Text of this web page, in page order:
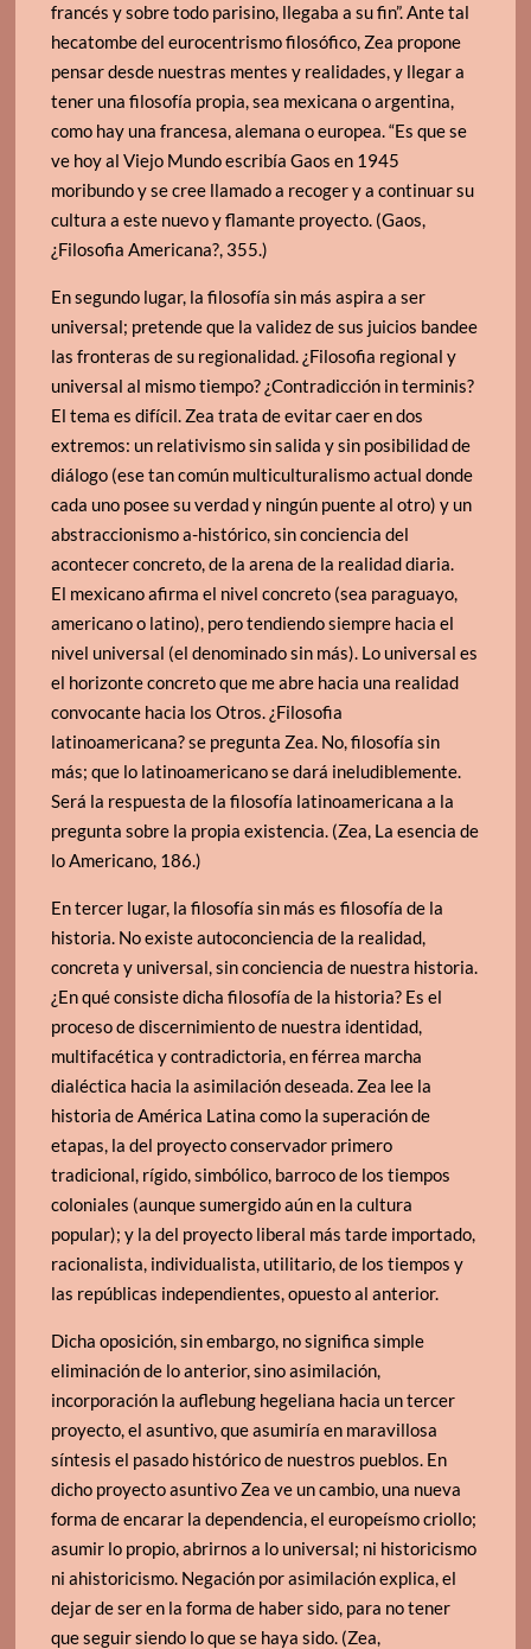
francés y sobre todo parisino, llegaba a su fin”. Ante tal
hecatombe del eurocentrismo filosófico, Zea propone
pensar desde nuestras mentes y realidades, y llegar a
tener una filosofía propia, sea mexicana o argentina,
como hay una francesa, alemana o europea. “Es que se
ve hoy al Viejo Mundo escribía Gaos en 1945
moribundo y se cree llamado a recoger y a continuar su
cultura a este nuevo y flamante proyecto. (Gaos,
¿Filosofia Americana?, 355.)
En segundo lugar, la filosofía sin más aspira a ser
universal; pretende que la validez de sus juicios bandee
las fronteras de su regionalidad. ¿Filosofia regional y
universal al mismo tiempo? ¿Contradicción in terminis?
El tema es difícil. Zea trata de evitar caer en dos
extremos: un relativismo sin salida y sin posibilidad de
diálogo (ese tan común multiculturalismo actual donde
cada uno posee su verdad y ningún puente al otro) y un
abstraccionismo a-histórico, sin conciencia del
acontecer concreto, de la arena de la realidad diaria.
El mexicano afirma el nivel concreto (sea paraguayo,
americano o latino), pero tendiendo siempre hacia el
nivel universal (el denominado sin más). Lo universal es
el horizonte concreto que me abre hacia una realidad
convocante hacia los Otros. ¿Filosofia
latinoamericana? se pregunta Zea. No, filosofía sin
más; que lo latinoamericano se dará ineludiblemente.
Será la respuesta de la filosofía latinoamericana a la
pregunta sobre la propia existencia. (Zea, La esencia de
lo Americano, 186.)
En tercer lugar, la filosofía sin más es filosofía de la
historia. No existe autoconciencia de la realidad,
concreta y universal, sin conciencia de nuestra historia.
¿En qué consiste dicha filosofía de la historia? Es el
proceso de discernimiento de nuestra identidad,
multifacética y contradictoria, en férrea marcha
dialéctica hacia la asimilación deseada. Zea lee la
historia de América Latina como la superación de
etapas, la del proyecto conservador primero
tradicional, rígido, simbólico, barroco de los tiempos
coloniales (aunque sumergido aún en la cultura
popular); y la del proyecto liberal más tarde importado,
racionalista, individualista, utilitario, de los tiempos y
las repúblicas independientes, opuesto al anterior.
Dicha oposición, sin embargo, no significa simple
eliminación de lo anterior, sino asimilación,
incorporación la auflebung hegeliana hacia un tercer
proyecto, el asuntivo, que asumiría en maravillosa
síntesis el pasado histórico de nuestros pueblos. En
dicho proyecto asuntivo Zea ve un cambio, una nueva
forma de encarar la dependencia, el europeísmo criollo;
asumir lo propio, abrirnos a lo universal; ni historicismo
ni ahistoricismo. Negación por asimilación explica, el
dejar de ser en la forma de haber sido, para no tener
que seguir siendo lo que se haya sido. (Zea,